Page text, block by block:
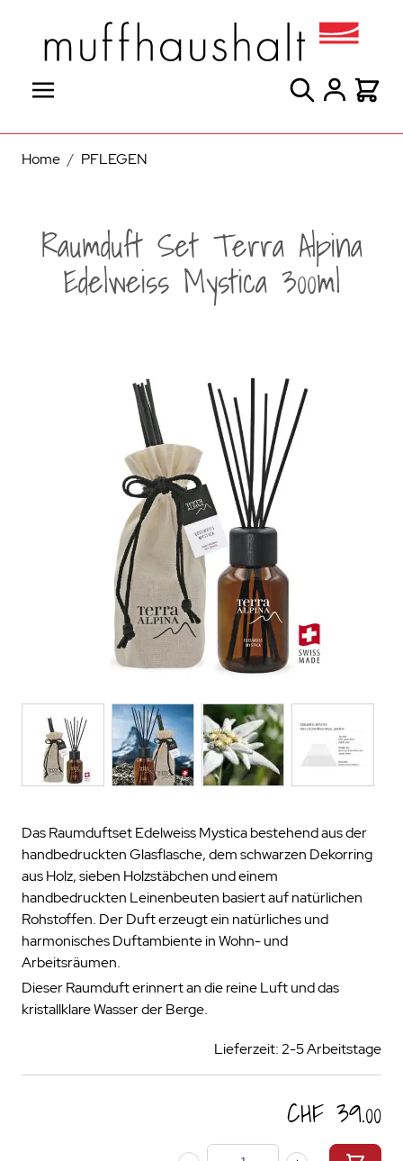
Suche
Home / PFLEGEN
Raumduft Set Terra Alpina
Edelweiss Mystica 300ml
Das Raumduftset Edelweiss Mystica bestehend aus der
handbedruckten Glasflasche, dem schwarzen Dekorring
aus Holz, sieben Holzstäbchen und einem
handbedruckten Leinenbeuten basiert auf natürlichen
Rohstoffen. Der Duft erzeugt ein natürliches und
harmonisches Duftambiente in Wohn- und
Arbeitsräumen.
Dieser Raumduft erinnert an die reine Luft und das
kristallklare Wasser der Berge.
Lieferzeit: 2-5 Arbeitstage
CHF 39.00